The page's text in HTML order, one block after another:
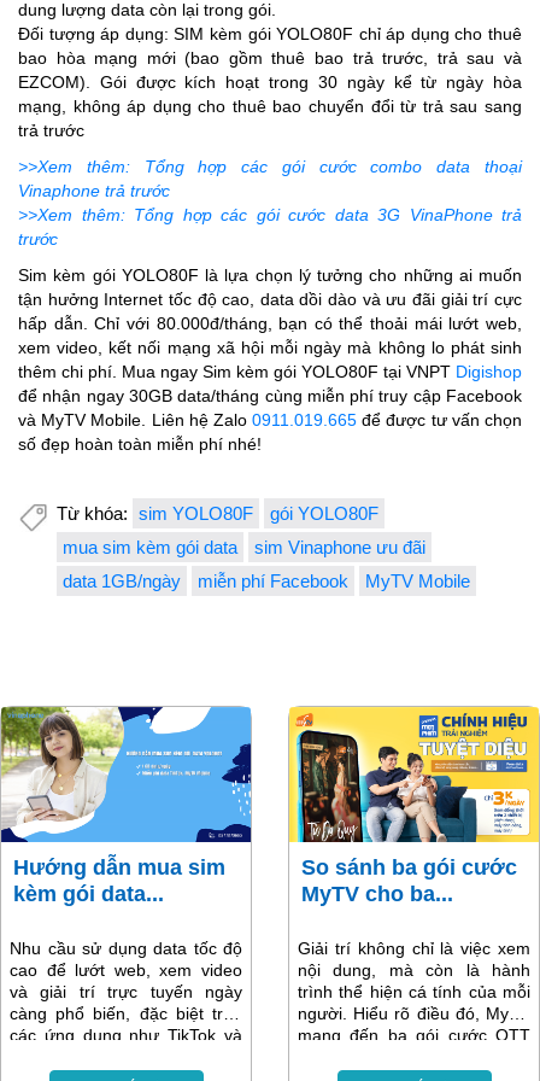
dung lượng data còn lại trong gói.
Đối tượng áp dụng: SIM kèm gói YOLO80F chỉ áp dụng cho thuê
bao hòa mạng mới (bao gồm thuê bao trả trước, trả sau và
EZCOM). Gói được kích hoạt trong 30 ngày kể từ ngày hòa
mạng, không áp dụng cho thuê bao chuyển đổi từ trả sau sang
trả trước
>>Xem thêm: Tổng hợp các gói cước combo data thoại
Vinaphone trả trước
>>Xem thêm: Tổng hợp các gói cước data 3G VinaPhone trả
trước
Sim kèm gói YOLO80F là lựa chọn lý tưởng cho những ai muốn
tận hưởng Internet tốc độ cao, data dồi dào và ưu đãi giải trí cực
hấp dẫn. Chỉ với 80.000đ/tháng, bạn có thể thoải mái lướt web,
xem video, kết nối mạng xã hội mỗi ngày mà không lo phát sinh
thêm chi phí. Mua ngay Sim kèm gói YOLO80F tại VNPT Digishop
để nhận ngay 30GB data/tháng cùng miễn phí truy cập Facebook
và MyTV Mobile. Liên hệ Zalo0911.019.665 để được tư vấn chọn
số đẹp hoàn toàn miễn phí nhé!
Từ khóa: sim YOLO80F
gói YOLO80F
mua sim kèm gói data
sim Vinaphone ưu đãi
data 1GB/ngày
miễn phí Facebook MyTV Mobile
Hướng dẫn mua sim
kèm gói data...
Nhu cầu sử dụng data tốc độ
cao để lướt web, xem video
và giải trí trực tuyến ngày
càng phổ biến, đặc biệt trên
các ứng dụng như TikTok và
So sánh ba gói cước
MyTV cho ba...
Giải trí không chỉ là việc xem
nội dung, mà còn là hành
trình thể hiện cá tính của mỗi
người. Hiểu rõ điều đó, MyTV
mang đến ba gói cước OTT